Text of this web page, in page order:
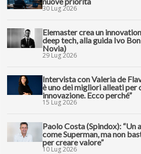
30 Lug 2026
Elemaster crea un
deep tech, alla guida Ivo
Novia)
29 Lug 2026
Intervista con Valeria de
è uno dei migliori alleati per
innovazione. Ecco perché”
15 Lug 2026
Paolo Costa (Spindox): “Un
come Superman, ma non
per creare valore”
10 Lug 2026